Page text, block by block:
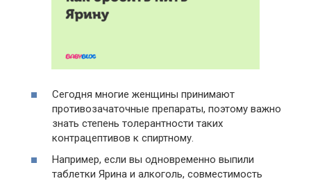
Сегодня многие женщины принимают
противозачаточные препараты, поэтому важно
знать степень толерантности таких
контрацептивов к спиртному.
Например, если вы одновременно выпили
таблетки Ярина и алкоголь, совместимость